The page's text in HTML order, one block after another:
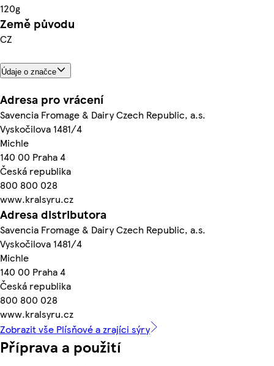
120g
Země původu
CZ
Údaje o značce
Adresa pro vrácení
Savencia Fromage & Dairy Czech Republic, a.s.
Vyskočilova 1481/4
Michle
140 00 Praha 4
Česká republika
800 800 028
www.kralsyru.cz
Adresa distributora
Savencia Fromage & Dairy Czech Republic, a.s.
Vyskočilova 1481/4
Michle
140 00 Praha 4
Česká republika
800 800 028
www.kralsyru.cz
Zobrazit vše Plísňové a zrajíci sýry
Příprava a použití